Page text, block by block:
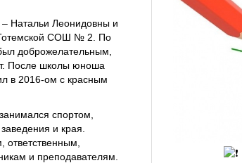
Натальи Леонидовны и
Тотемской СОШ № 2. По
доброжелательным,
После школы юноша
в 2016-ом с красным
спортом,
и края.
и преподавателям.